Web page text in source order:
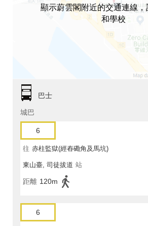
顯示蔚雲閣附近的交通連線
和學校
巴士
城巴
6
往 赤柱監獄(經舂磡角及馬坑)
東山臺, 司徒拔道 站
距離 120m
6